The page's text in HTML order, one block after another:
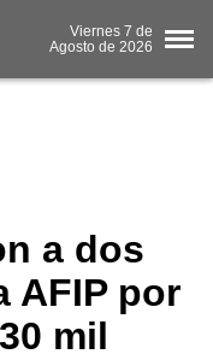
Viernes 7 de
Agosto de 2026
a dos
AFIP por
mil